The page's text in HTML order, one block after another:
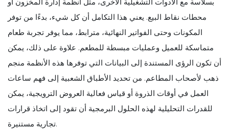
محطات نقاط البيع. يعني هذا التكامل أن كل شيء، بدءًا من توفر
المكونات وحتى الفواتير النهائية، مترابط، مما يوفر تجربة طعام
متماسكة للعميل وعمليات مبسطة للمطعم. علاوة على ذلك، يمكن
أن تكون الرؤى المستندة إلى البيانات التي توفرها هذه الأنظمة منجم
ذهب لأصحاب المطاعم. من تحديد الأطباق الشعبية إلى فهم ساعات
العمل في أوقات الذروة أو قياس فعالية العروض الترويجية، يمكن
للقدرات التحليلية لهذه الحلول البرمجية أن تقود إلى اتخاذ قرارات
تجارية مستنيرة.